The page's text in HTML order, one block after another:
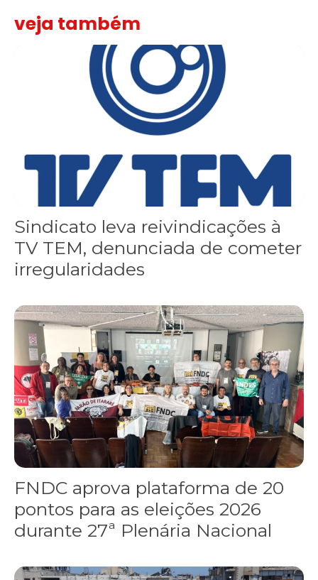
veja também
Sindicato leva reivindicações à TV TEM, denunciada de cometer
Sindicato leva reivindicações à
TV TEM, denunciada de cometer
irregularidades
FNDC aprova plataforma de 20 pontos para as eleições 2026
FNDC aprova plataforma de 20
pontos para as eleições 2026
durante 27ª Plenária Nacional
Gaza realiza funeral coletivo de 112 pessoas assassinadas por